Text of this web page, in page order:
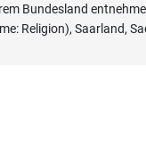
Bundesland
Religion), Saarland,